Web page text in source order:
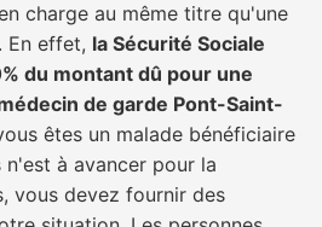
charge au même titre qu'une
En effet, la Sécurité Sociale
du montant dû pour une
de garde Pont-Saint-
êtes un malade bénéficiaire
à avancer pour la
vous devez fournir des